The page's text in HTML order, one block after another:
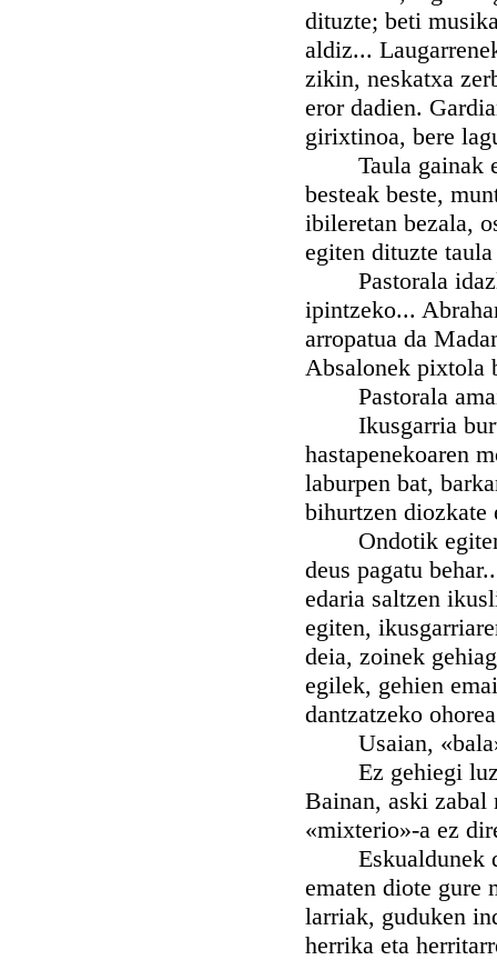
dituzte; beti
aldiz...
zikin, neskatxa
eror dadien.
girixtinoa, bere
Taula gainak ez
besteak beste,
ibileretan bezala,
egiten dituzte
Pastorala
ipintzeko...
arropatua da
Absalonek pixtola
Pastorala
Ikusgarria
hastapenekoaren
laburpen bat,
bihurtzen diozkate
Ondotik egiten
deus pagatu
edaria saltzen
egiten,
deia, zoinek
egilek, gehien
dantzatzeko
Usaian, «bala»
Ez gehiegi
Bainan, aski zabal
«mixterio»-a ez
Eskualdunek
ematen diote gure
larriak, guduken
herrika eta